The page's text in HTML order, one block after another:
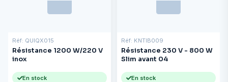
Réf: QUIQX015
Résistance 1200 W/220 V
inox
En stock
Réf: KNTIB009
Résistance 230 V - 800 W
Slim avant 04
En stock